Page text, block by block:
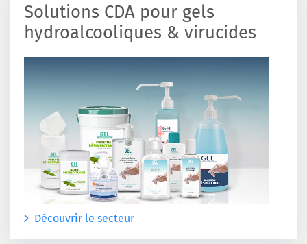
Solutions CDA pour gels
hydroalcooliques & virucides
Découvrir le secteur